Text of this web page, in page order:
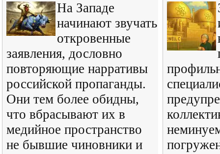
На Западе
начинают звучать
откровенные
заявления, дословно
повторяющие нарративы
российской пропаганды.
Они тем более обидны,
что вбрасывают их в
медийное пространство
не бывшие чиновники и